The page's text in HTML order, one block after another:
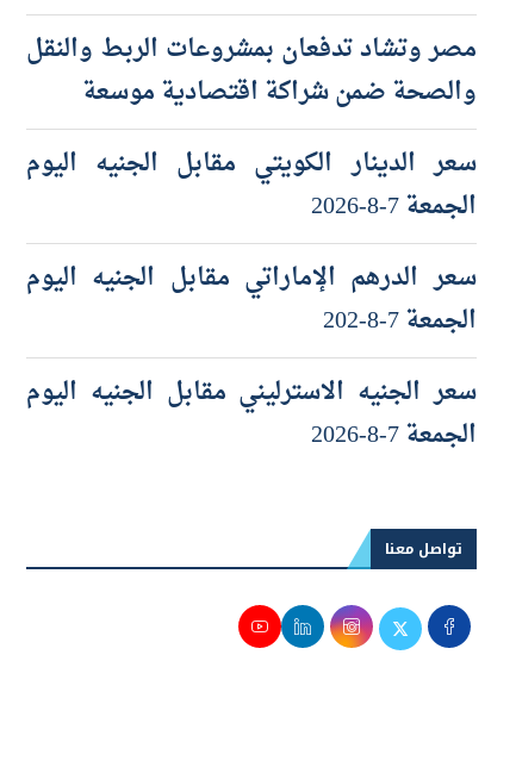
مصر وتشاد تدفعان بمشروعات الربط والنقل
والصحة ضمن شراكة اقتصادية موسعة
سعر الدينار الكويتي مقابل الجنيه اليوم
الجمعة 7-8-2026
سعر الدرهم الإماراتي مقابل الجنيه اليوم
الجمعة 7-8-202
سعر الجنيه الاسترليني مقابل الجنيه اليوم
الجمعة 7-8-2026